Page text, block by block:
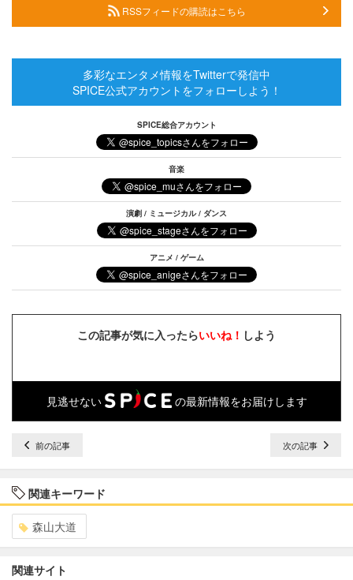
RSSフィードの購読はこちら
多彩なエンタメ情報をTwitterで発信中
SPICE公式アカウントをフォローしよう！
SPICE総合アカウント
音楽
演劇 / ミュージカル / ダンス
アニメ / ゲーム
この記事が気に入ったらいいね！ しよう
見逃せない の最新情報をお届けします
前の記事 次の記事
関連キーワード
森山大道
関連サイト